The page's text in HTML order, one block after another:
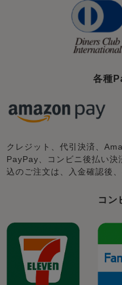
各種
クレジット、代引決済、
PayPay、コンビニ後払い決
込のご注文は、入金確認後
コン